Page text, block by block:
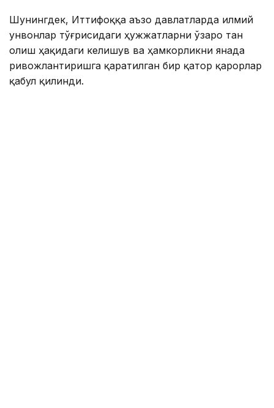
Шунингдек, Иттифоққа аъзо давлатларда илмий
унвонлар тўғрисидаги ҳужжатларни ўзаро тан
олиш ҳақидаги келишув ва ҳамкорликни янада
ривожлантиришга қаратилган бир қатор қарорлар
қабул қилинди.